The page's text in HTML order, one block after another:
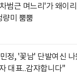
범근 며느리'가 왜이리
량미 뿜뿜
정, '꽃남' 단발여신 나
대표..감쟈합니다"